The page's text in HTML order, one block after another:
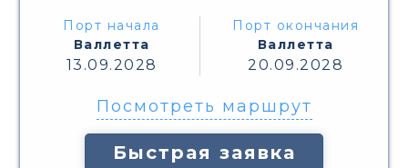
Порт начала
Валлетта
13.09.2028
Порт окончания
Валлетта
20.09.2028
Посмотреть маршрут
Быстрая заявка